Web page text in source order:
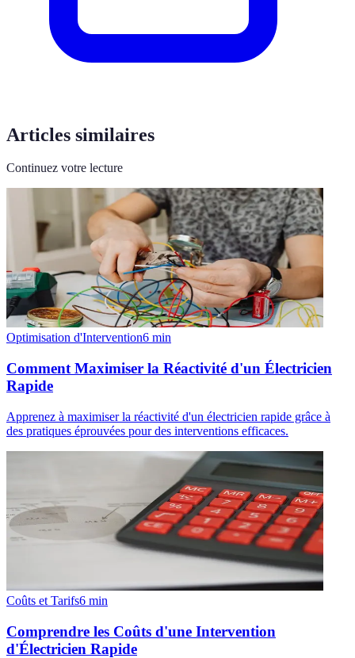
Articles similaires
Continuez votre lecture
Optimisation d'Intervention6 min
Comment Maximiser la Réactivité d'un Électricien
Rapide
Apprenez à maximiser la réactivité d'un électricien rapide grâce à
des pratiques éprouvées pour des interventions efficaces.
Coûts et Tarifs6 min
Comprendre les Coûts d'une Intervention
d'Électricien Rapide